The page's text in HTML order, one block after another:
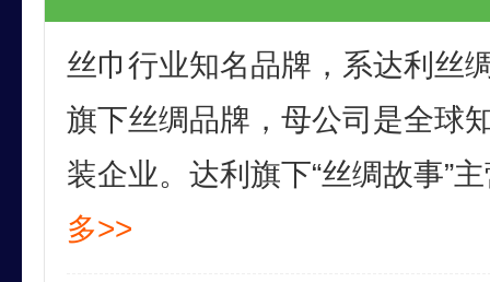
丝巾行业知名品牌，系达利丝
旗下丝绸品牌，母公司是全球
装企业。达利旗下“丝绸故事”
多>>